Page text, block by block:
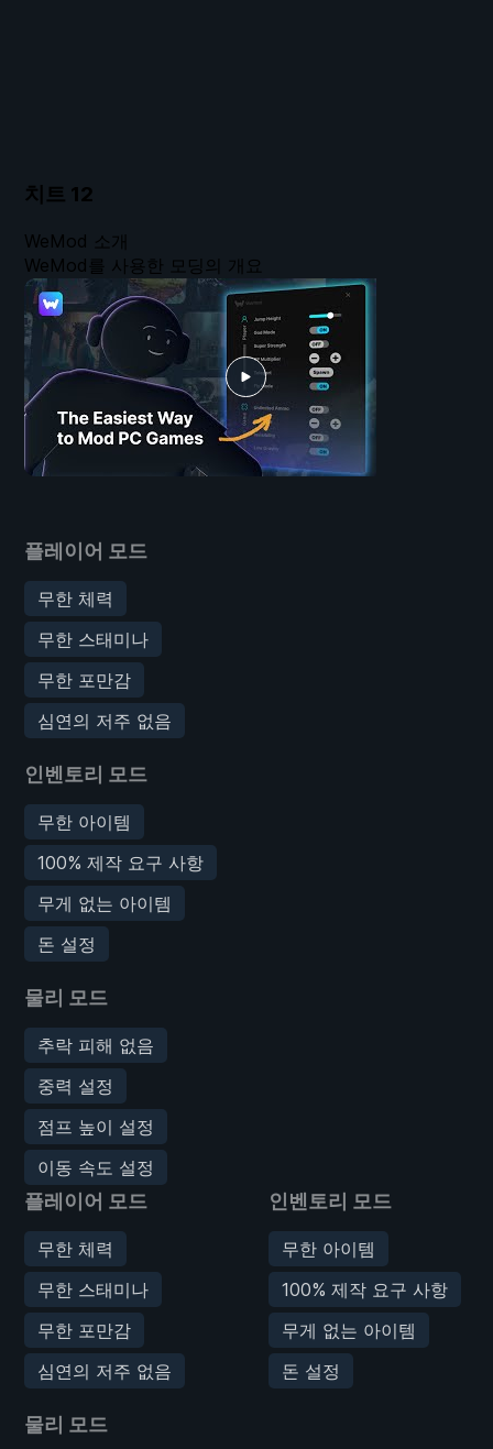
치트 12
플레이어 모드
무한 체력
무한 스태미나
무한 포만감
심연의 저주 없음
인벤토리 모드
무한 아이템
100% 제작 요구 사항
무게 없는 아이템
돈 설정
물리 모드
추락 피해 없음
중력 설정
점프 높이 설정
이동 속도 설정
플레이어 모드
무한 체력
무한 스태미나
무한 포만감
심연의 저주 없음
물리 모드
인벤토리 모드
무한 아이템
100% 제작 요구 사항
무게 없는 아이템
돈 설정
WeMod 소개
WeMod를 사용한 모딩의 개요